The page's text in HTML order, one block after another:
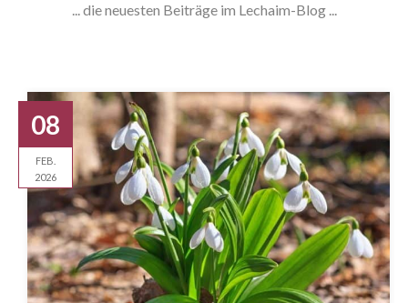
... die neuesten Beiträge im Lechaim-Blog ...
08
FEB.
2026